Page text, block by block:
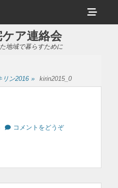
ヘ
ッ
イ
ン
テ
ア連絡会
地域で暮らすために
リン2016 » kirin2015_0
コメントをどうぞ